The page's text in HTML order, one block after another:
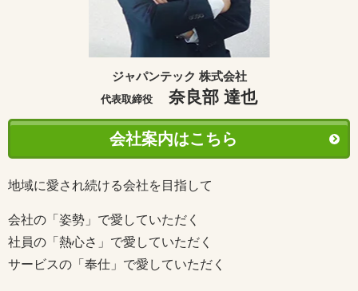
ジャパンテック 株式会社
代表取締役 奈良部 達也
会社案内はこちら
地域に愛され続ける会社を目指して
会社の「姿勢」で愛していただく
社員の「熱心さ」で愛していただく
サービスの「奉仕」で愛していただく